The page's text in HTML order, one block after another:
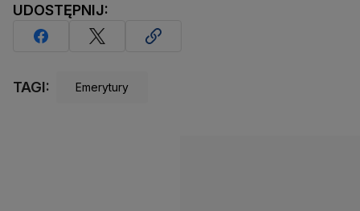
UDOSTĘPNIJ:
TAGI: Emerytury